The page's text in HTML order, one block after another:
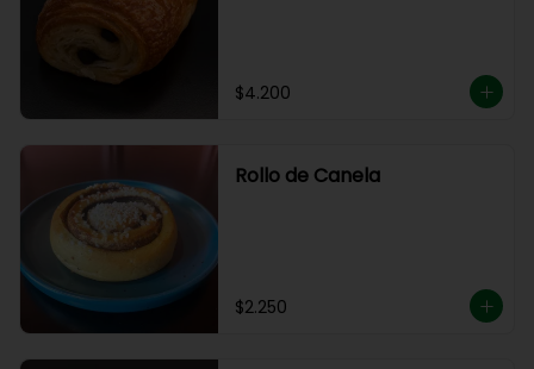
$4.200
Rollo de Canela
$2.250